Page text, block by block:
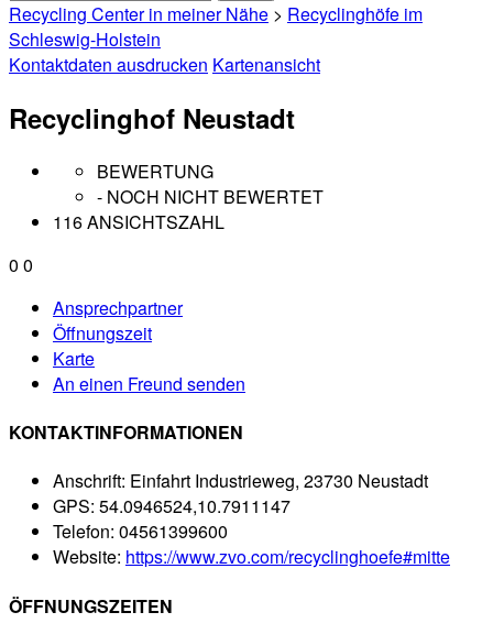
Recycling Center in meiner Nähe > Recyclinghöfe im
Schleswig-Holstein
Kontaktdaten ausdrucken Kartenansicht
Recyclinghof Neustadt
BEWERTUNG
- NOCH NICHT BEWERTET
116 ANSICHTSZAHL
0 0
Ansprechpartner
Öffnungszeit
Karte
An einen Freund senden
KONTAKTINFORMATIONEN
Anschrift: Einfahrt Industrieweg, 23730 Neustadt
GPS: 54.0946524,10.7911147
Telefon: 04561399600
Website: https://www.zvo.com/recyclinghoefe#mitte
ÖFFNUNGSZEITEN